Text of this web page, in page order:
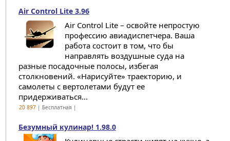
Air Control Lite 3.96
Air Control Lite – освойте непростую
профессию авиадиспетчера. Ваша
работа состоит в том, что бы
направлять воздушные суда на
разные посадочные полосы, избегая
столкновений. «Нарисуйте» траекторию, и
самолеты с вертолетами будут ее
придерживаться...
20 897| Бесплатная |
Безумный кулинар! 1.98.0